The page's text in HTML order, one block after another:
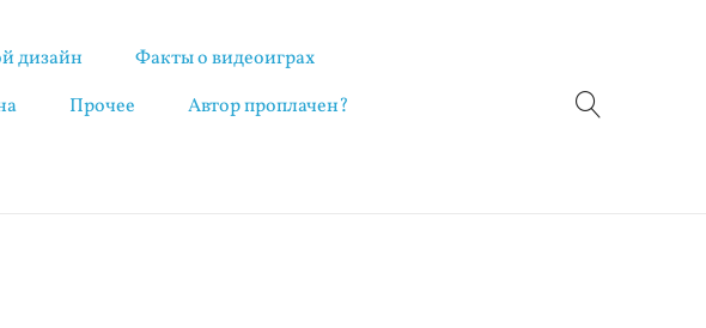
дизайн
Факты о видеоиграх
Прочее
Автор проплачен?